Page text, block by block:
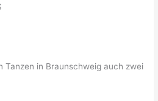
Tanzen in Braunschweig auch zwei